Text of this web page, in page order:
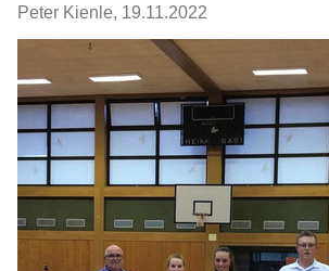
Peter Kienle, 19.11.2022